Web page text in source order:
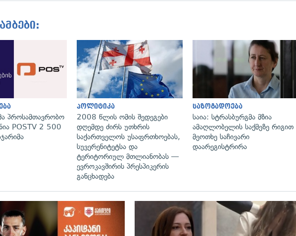
გადახედვა
პროსამთავრობო
POSTV 2 500
გადახედვა
პოლიტიკა
2008 წლის ომის შედეგები
დღემდე ძირს უთხრის
საქართველოს უსაფრთხოებას,
სუვერენიტეტსა და
ტერიტორიულ მთლიანობას —
ევროკავშირის პრესპიკერის
განცხადება
საზოგადოება
საია: სტრასბურგმა მზია
ამაღლობელის საქმეზე რიგით
მეოთხე საჩივარი
დაარეგისტრირა